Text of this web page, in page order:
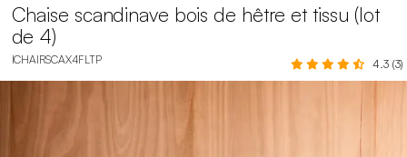
Chaise scandinave bois de hêtre et tissu (lot
de 4)
ICHAIRSCAX4FLTP 4.3 (3)